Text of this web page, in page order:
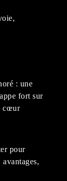
: une
fort sur
cœur
pour